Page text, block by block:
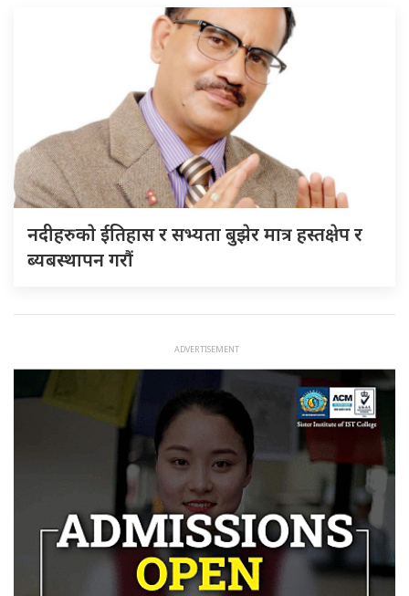
नदीहरुकाे ईतिहास र सभ्यता बुझेर मात्र हस्तक्षेप र
ब्यबस्थापन गराैं